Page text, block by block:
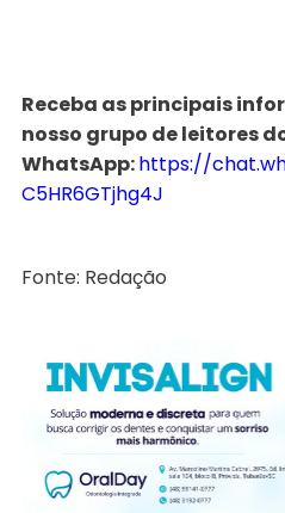
Receba as principais
nosso grupo de leitores
WhatsApp:https://
C5HR6GTjhg4J
Fonte: Redação